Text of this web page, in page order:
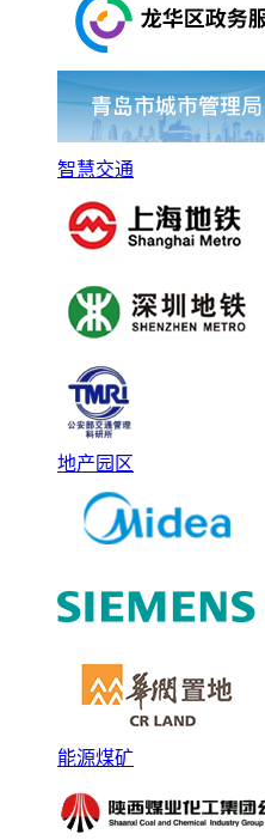
智慧交通
地产园区
能源煤矿